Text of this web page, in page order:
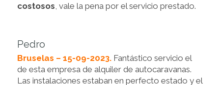
costosos , vale la pena por el servicio prestado.
Pedro
Bruselas – 15-09-2023. Fantástico servicio el
de esta empresa de alquiler de autocaravanas.
Las instalaciones estaban en perfecto estado y el